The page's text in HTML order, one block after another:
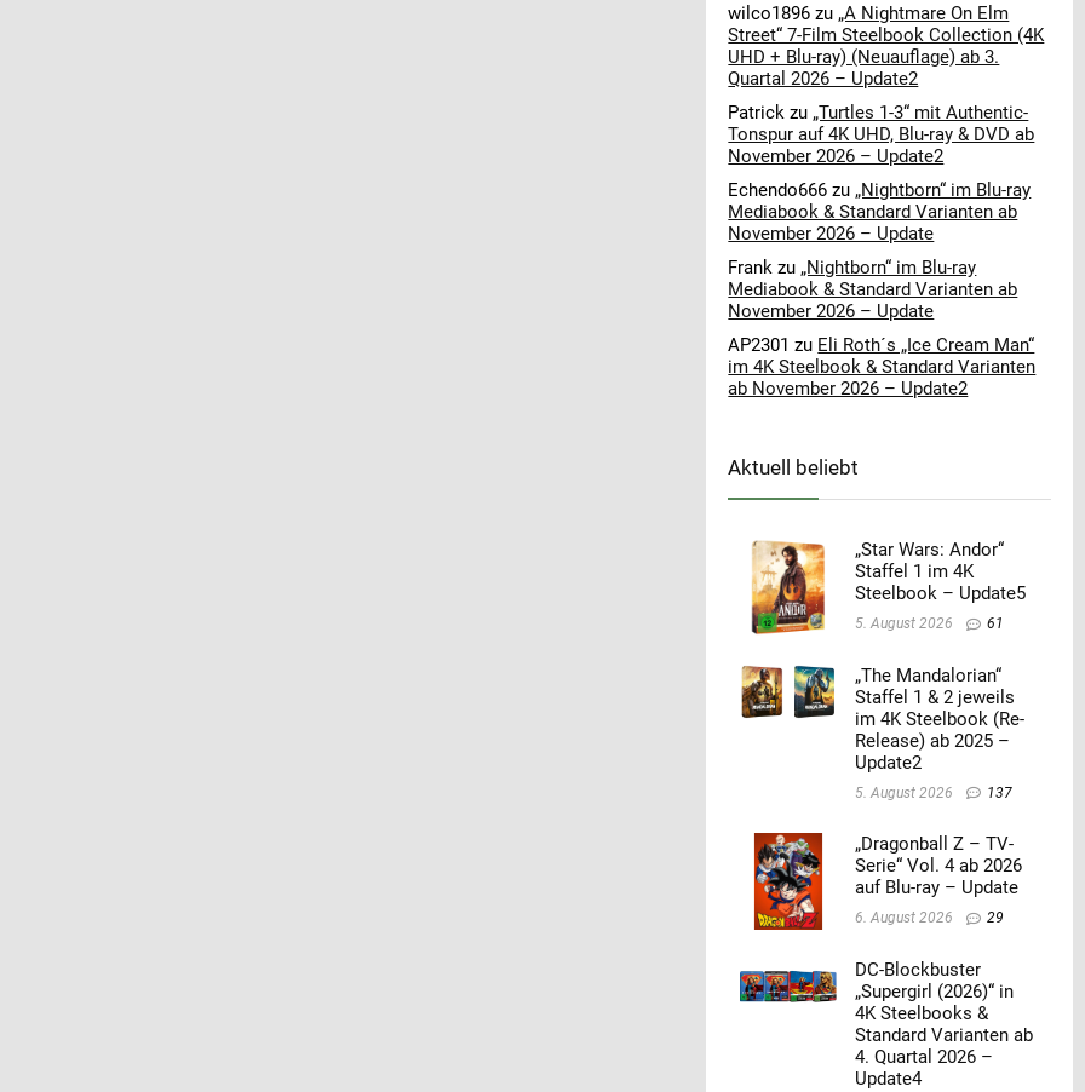
wilco1896 zu „A Nightmare On Elm
Street“ 7-Film Steelbook Collection (4K
UHD + Blu-ray) (Neuauflage) ab 3.
Quartal 2026 – Update2
Patrick zu „Turtles 1-3“ mit Authentic-
Tonspur auf 4K UHD, Blu-ray & DVD ab
November 2026 – Update2
Echendo666 zu „Nightborn“ im Blu-ray
Mediabook & Standard Varianten ab
November 2026 – Update
Frank zu „Nightborn“ im Blu-ray
Mediabook & Standard Varianten ab
November 2026 – Update
AP2301 zu Eli Roth´s „Ice Cream Man“
im 4K Steelbook & Standard Varianten
ab November 2026 – Update2
Aktuell beliebt
„Star Wars: Andor“
Staffel 1 im 4K
Steelbook – Update5
5. August 2026 61
„The Mandalorian“
Staffel 1 & 2 jeweils
im 4K Steelbook (Re-
Release) ab 2025 –
Update2
5. August 2026 137
„Dragonball Z – TV-
Serie“ Vol. 4 ab 2026
auf Blu-ray – Update
6. August 2026 29
DC-Blockbuster
„Supergirl (2026)“ in
4K Steelbooks &
Standard Varianten ab
4. Quartal 2026 –
Update4